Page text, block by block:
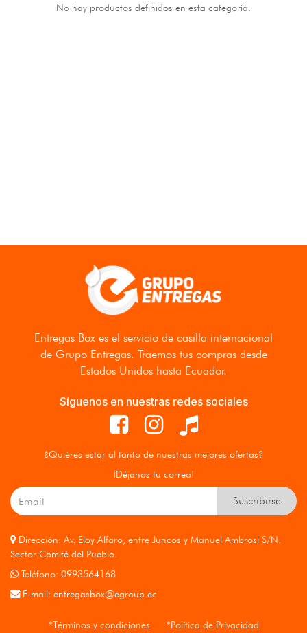
No hay productos definidos en esta categoría.
Entregas Box es el servicio de casilla internacional
de Grupo Entregas. Traemos tus compras desde
Estados Unidos hasta Ecuador.
Síguenos en nuestras redes sociales
¿Quiéres estar al tanto de nuestras mejores ofertas?
¡Déjanos tu correo!
Suscribirse
Dirección: Av. Eloy Alfaro, entre Juncos y Manuel Ambrosi S/N.
Sector Comité del Pueblo.
Teléfono: 0993564168
E-mail: entregasbox@egroup.ec
*Términos y condiciones *Política de Privacidad